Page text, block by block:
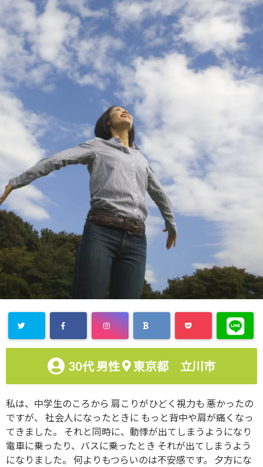
30代 男性 東京都 立川市
私は、中学生のころから 肩こりがひどく視力も 悪かったの
ですが、 社会人になったときに もっと背中や肩が痛くなっ
てきました。 それと同時に、動悸が出てしまうようになり
電車に乗ったり、バスに乗ったとき それが出てしまうよう
になりました。 何よりもつらいのは不安感です。 夕方にな